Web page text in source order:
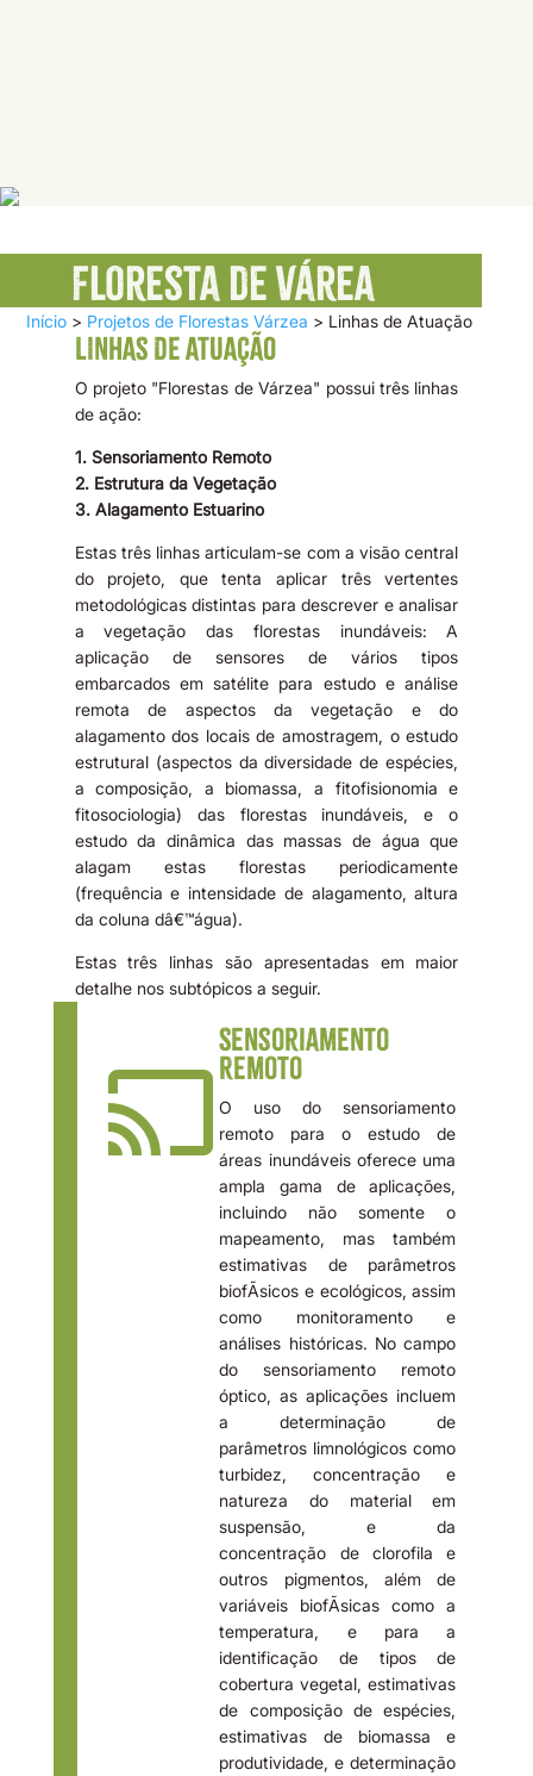
Floresta de Várea
Início > Projetos de Florestas Várzea > Linhas de Atuação
LINHAS DE ATUAÇÃO
O projeto "Florestas de Várzea" possui três linhas
de ação:
1. Sensoriamento Remoto
2. Estrutura da Vegetação
3. Alagamento Estuarino
Estas três linhas articulam-se com a visão central
do projeto, que tenta aplicar três vertentes
metodológicas distintas para descrever e analisar
a vegetação das florestas inundáveis: A
aplicação de sensores de vários tipos
embarcados em satélite para estudo e análise
remota de aspectos da vegetação e do
alagamento dos locais de amostragem, o estudo
estrutural (aspectos da diversidade de espécies,
a composição, a biomassa, a fitofisionomia e
fitosociologia) das florestas inundáveis, e o
estudo da dinâmica das massas de água que
alagam estas florestas periodicamente
(frequência e intensidade de alagamento, altura
da coluna dâ€™água).
Estas três linhas são apresentadas em maior
detalhe nos subtópicos a seguir.

Sensoriamento
Remoto
O uso do sensoriamento
remoto para o estudo de
áreas inundáveis oferece uma
ampla gama de aplicações,
incluindo não somente o
mapeamento, mas também
estimativas de parâmetros
biofÃ­sicos e ecológicos, assim
como monitoramento e
análises históricas. No campo
do sensoriamento remoto
óptico, as aplicações incluem
a determinação de
parâmetros limnológicos como
turbidez, concentração e
natureza do material em
suspensão, e da
concentração de clorofila e
outros pigmentos, além de
variáveis biofÃ­sicas como a
temperatura, e para a
identificação de tipos de
cobertura vegetal, estimativas
de composição de espécies,
estimativas de biomassa e
produtividade, e determinação